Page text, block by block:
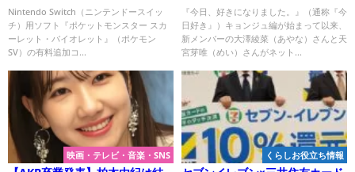
か？＜前編・碧の仮面＞
Nintendo Switch（ニンテンドースイッ
チ）用ソフト『ポケットモンスター スカ
ーレット・バイオレット』（ポケモン
SV）の有料追加コ...
側
『今日、好きになりました。』（通称『今
日好き』）キョンジュ編が始まって以来、
新メンバーの大澤綾菜（あやな）さんと天
宮芽唯（めい）さんがネット...
映画・テレビ・音楽・SNS くらしお役立ち情報